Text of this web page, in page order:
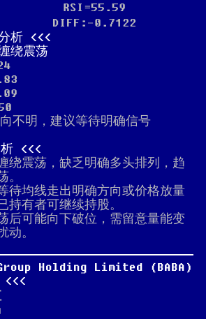
RSI=55.59
DIFF:-0.7122
析
绕震荡
不明，建议等待明确信号
绕震荡，缺乏明确多头排列，趋
。
待均线走出明确方向或价格放量
持有者可继续持股。
后可能向下破位，需留意量能变
动。
Holding Limited (BABA)